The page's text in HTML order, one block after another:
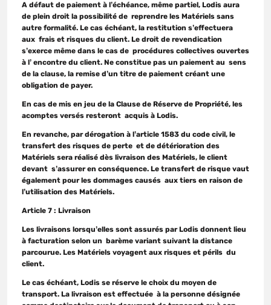
A défaut de paiement à l’échéance, même partiel, Lodis aura
de plein droit la possibilité de reprendre les Matériels sans
autre formalité. Le cas échéant, la restitution s’effectuera
aux frais et risques du client. Le droit de revendication
s’exerce même dans le cas de procédures collectives ouvertes
à l’ encontre du client. Ne constitue pas un paiement au sens
de la clause, la remise d’un titre de paiement créant une
obligation de payer.
En cas de mis en jeu de la Clause de Réserve de Propriété, les
acomptes versés resteront acquis à Lodis.
En revanche, par dérogation à l’article 1583 du code civil, le
transfert des risques de perte et de détérioration des
Matériels sera réalisé dès livraison des Matériels, le client
devant s’assurer en conséquence. Le transfert de risque vaut
également pour les dommages causés aux tiers en raison de
l’utilisation des Matériels.
Article 7 : Livraison
Les livraisons lorsqu’elles sont assurés par Lodis donnent lieu
à facturation selon un barème variant suivant la distance
parcourue. Les Matériels voyagent aux risques et périls du
client.
Le cas échéant, Lodis se réserve le choix du moyen de
transport. La livraison est effectuée à la personne désignée